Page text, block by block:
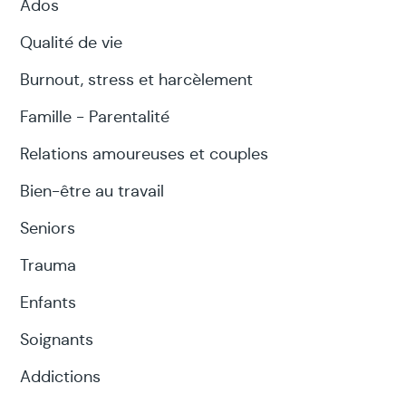
Ados
Qualité de vie
Burnout, stress et harcèlement
Famille - Parentalité
Relations amoureuses et couples
Bien-être au travail
Seniors
Trauma
Enfants
Soignants
Addictions